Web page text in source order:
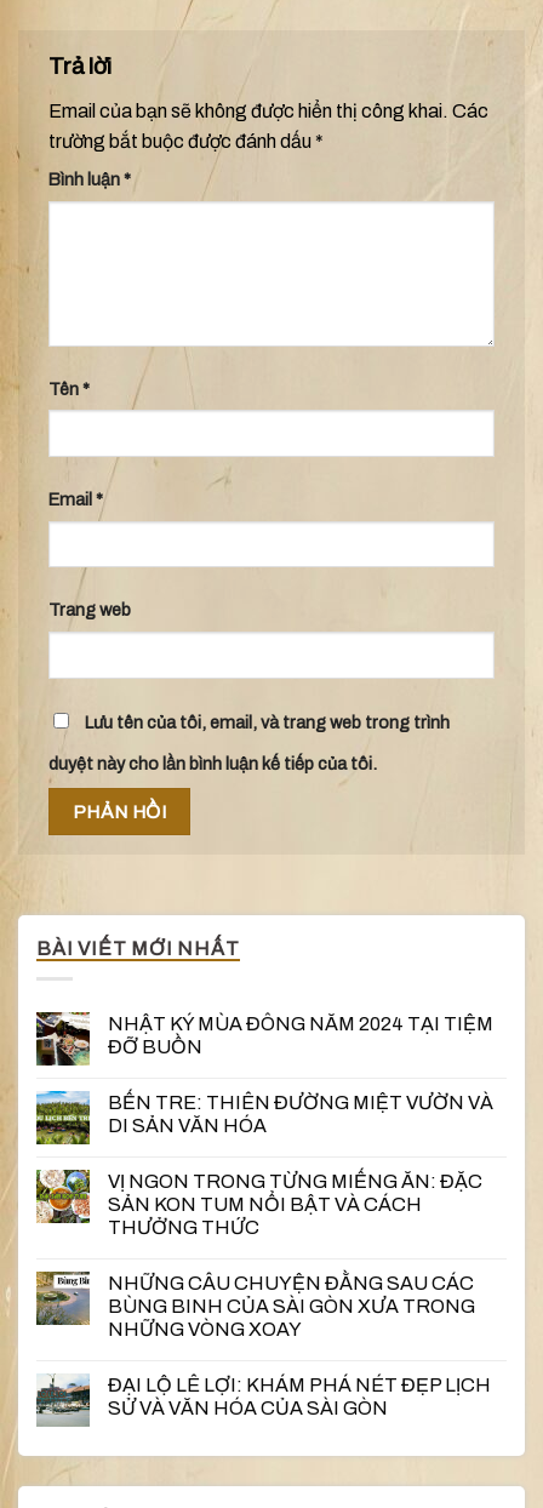
Trả lời
Email của bạn sẽ không được hiển thị công khai. Các
trường bắt buộc được đánh dấu *
Bình luận*
Tên*
Email *
Trang web
Lưu tên của tôi, email, và trang web trong trình
duyệt này cho lần bình luận kế tiếp của tôi.
BÀI VIẾT MỚI NHẤT
NHẬT KÝ MÙA ĐÔNG NĂM 2024 TẠI TIỆM
ĐỠ BUỒN
BẾN TRE: THIÊN ĐƯỜNG MIỆT VƯỜN VÀ
DI SẢN VĂN HÓA
VỊ NGON TRONG TỪNG MIẾNG ĂN: ĐẶC
SẢN KON TUM NỔI BẬT VÀ CÁCH
THƯỞNG THỨC
NHỮNG CÂU CHUYỆN ĐẰNG SAU CÁC
BÙNG BINH CỦA SÀI GÒN XƯA TRONG
NHỮNG VÒNG XOAY
ĐẠI LỘ LÊ LỢI: KHÁM PHÁ NÉT ĐẸP LỊCH
SỬ VÀ VĂN HÓA CỦA SÀI GÒN